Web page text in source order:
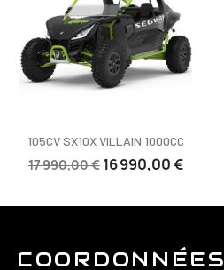
105CV SX10X VILLAIN 1000CC
17 990,00 € 16 990,00 €
COORDONNÉES